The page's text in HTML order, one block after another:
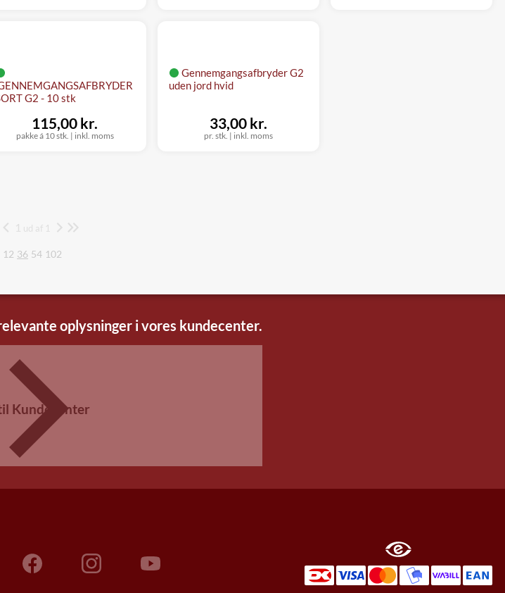
G2 - 10 stk
pakke á 10 stk. | inkl. moms
115,00 kr.
Gennemgangsafbryder G2
uden jord hvid
pr. stk. | inkl. moms
33,00 kr.
Side
1 ud af 1
12 36 54 102
oplysninger i vores kundecenter.
Kundecenter